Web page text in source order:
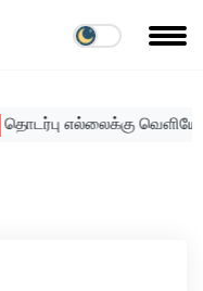
எல்லைக்கு வெளியே